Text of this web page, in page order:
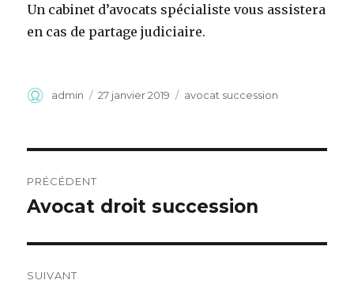
Un cabinet d’avocats spécialiste vous assistera
en cas de partage judiciaire.
Auteur
admin
Publié
27 janvier 2019 Catégories
avocat succession
de
PRÉCÉDENT
Article
Avocat droit succession
SUIVANT